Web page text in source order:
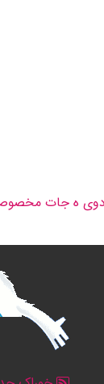
ادوی ه جات